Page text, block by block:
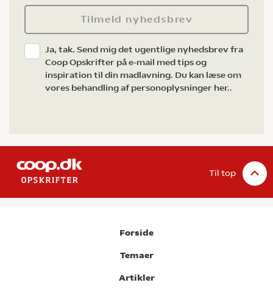
Tilmeld nyhedsbrev
Ja, tak. Send mig det ugentlige nyhedsbrev fra
Coop Opskrifter på e-mail med tips og
inspiration til din madlavning. Du kan læse om
vores behandling af personoplysninger her..
Til top
Forside
Temaer
Artikler